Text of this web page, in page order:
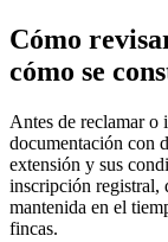
Cómo
cómo se
Antes de reclamar o
documentación con
extensión y sus
inscripción registral,
mantenida en el
fincas.